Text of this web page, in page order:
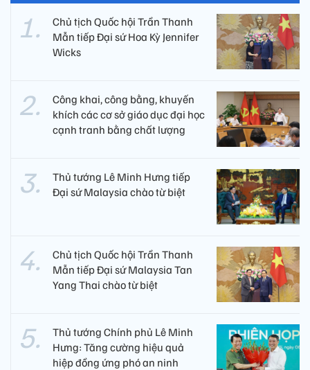
Chủ tịch Quốc hội Trần Thanh
Mẫn tiếp Đại sứ Hoa Kỳ Jennifer
Wicks
Công khai, công bằng, khuyến
khích các cơ sở giáo dục đại học
cạnh tranh bằng chất lượng​
Thủ tướng Lê Minh Hưng tiếp
Đại sứ Malaysia chào từ biệt
Chủ tịch Quốc hội Trần Thanh
Mẫn tiếp Đại sứ Malaysia Tan
Yang Thai chào từ biệt
Thủ tướng Chính phủ Lê Minh
Hưng: Tăng cường hiệu quả
hiệp đồng ứng phó an ninh